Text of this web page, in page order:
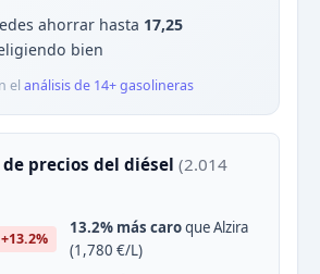
ahorrar hasta 17,25
bien
el análisis de 14+ gasolineras
precios del diésel (2.014
+13.2%
13.2% más caroque Alzira
(1,780 €/L)